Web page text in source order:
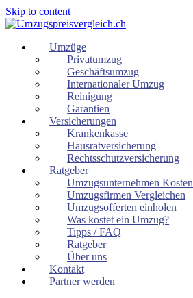
Skip to content
Umzüge
Privatumzug
Geschäftsumzug
Internationaler Umzug
Reinigung
Garantien
Versicherungen
Krankenkasse
Hausratversicherung
Rechtsschutzversicherung
Ratgeber
Umzugsunternehmen Kosten
Umzugsfirmen Vergleichen
Umzugsofferten einholen
Was kostet ein Umzug?
Tipps / FAQ
Ratgeber
Über uns
Kontakt
Partner werden